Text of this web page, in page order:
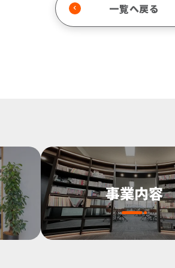
一覧へ戻る
事業内容